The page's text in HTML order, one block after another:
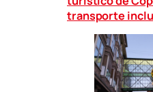
transporte